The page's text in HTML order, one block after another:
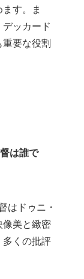
す。ま
ッカード
重要な役割
は誰で
はドゥニ・
像美と緻密
多くの批評